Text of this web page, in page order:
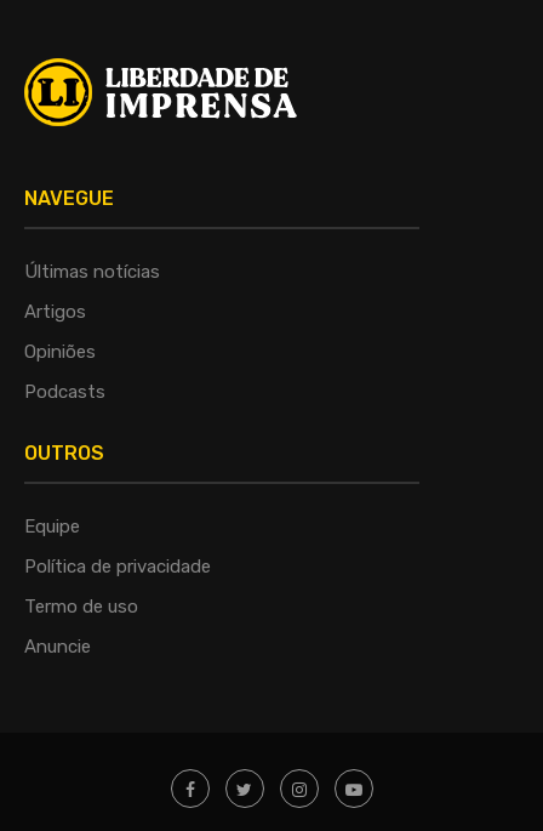
NAVEGUE
Últimas notícias
Artigos
Opiniões
Podcasts
OUTROS
Equipe
Política de privacidade
Termo de uso
Anuncie